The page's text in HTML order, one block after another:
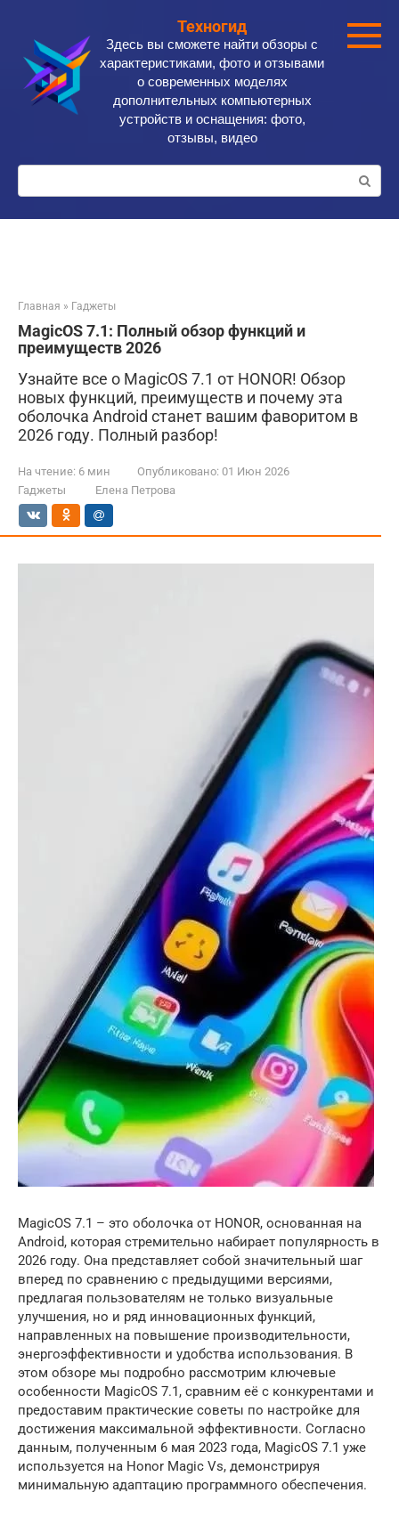
контенту
Техногид
Здесь вы сможете найти обзоры с
характеристиками, фото и отзывами
о современных моделях
дополнительных компьютерных
устройств и оснащения: фото,
отзывы, видео
Поиск:
Главная » Гаджеты
MagicOS 7.1: Полный обзор функций и
преимуществ 2026
Узнайте все о MagicOS 7.1 от HONOR! Обзор
новых функций, преимуществ и почему эта
оболочка Android станет вашим фаворитом в
2026 году. Полный разбор!
На чтение: 6 мин Опубликовано: 01 Июн 2026
Гаджеты
Елена Петрова
MagicOS 7.1 – это оболочка от HONOR, основанная на
Android, которая стремительно набирает популярность в
2026 году. Она представляет собой значительный шаг
вперед по сравнению с предыдущими версиями,
предлагая пользователям не только визуальные
улучшения, но и ряд инновационных функций,
направленных на повышение производительности,
энергоэффективности и удобства использования. В
этом обзоре мы подробно рассмотрим ключевые
особенности MagicOS 7.1, сравним её с конкурентами и
предоставим практические советы по настройке для
достижения максимальной эффективности. Согласно
данным, полученным 6 мая 2023 года, MagicOS 7.1 уже
используется на Honor Magic Vs, демонстрируя
минимальную адаптацию программного обеспечения.